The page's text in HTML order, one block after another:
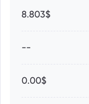
8.803$
--
0.00$